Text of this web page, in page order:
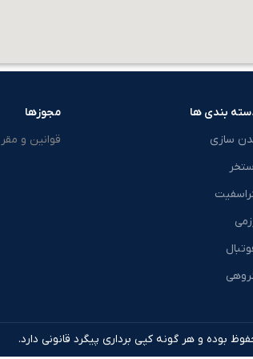
بندی ها
سازی
مجوزها
قوانین و
بوده و هر گونه کپی برداری پیگرد قانونی دارد.